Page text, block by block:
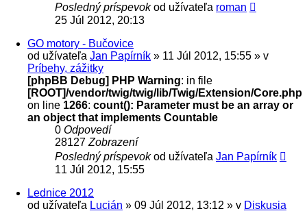
Posledný príspevokod užívateľa roman
25 Júl 2012, 20:13
GO motory - Bučovice
od užívateľa Jan Papírník » 11 Júl 2012, 15:55 » v
Príbehy, zážitky
[phpBB Debug] PHP Warning: in file
[ROOT]/vendor/twig/twig/lib/Twig/Extension/Core.php
on line 1266: count(): Parameter must be an array or
an object that implements Countable
0 Odpovedí
28127 Zobrazení
Posledný príspevokod užívateľa Jan Papírník
11 Júl 2012, 15:55
Lednice 2012
od užívateľa Lucián » 09 Júl 2012, 13:12 » v Diskusia